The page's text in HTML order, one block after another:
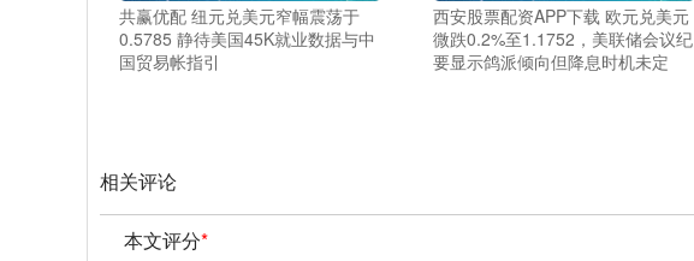
共赢优配 纽元兑美元窄幅震荡于
0.5785 静待美国45K就业数据与中
国贸易帐指引
西安股票配资APP下载 欧元兑美元
微跌0.2%至1.1752，美联储会议纪
要显示鸽派倾向但降息时机未定
相关评论
本文评分*